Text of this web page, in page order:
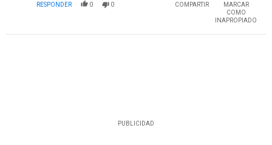
RESPONDER 0 0 COMPARTIR
MARCAR
COMO
INAPROPIADO
PUBLICIDAD